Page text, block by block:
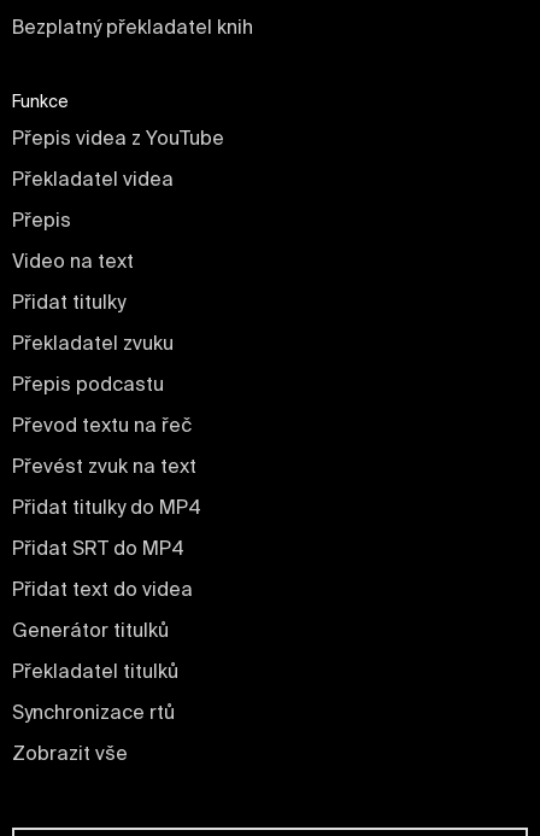
Bezplatný překladatel knih
Funkce
Přepis videa z YouTube
Překladatel videa
Přepis
Video na text
Přidat titulky
Překladatel zvuku
Přepis podcastu
Převod textu na řeč
Převést zvuk na text
Přidat titulky do MP4
Přidat SRT do MP4
Přidat text do videa
Generátor titulků
Překladatel titulků
Synchronizace rtů
Zobrazit vše